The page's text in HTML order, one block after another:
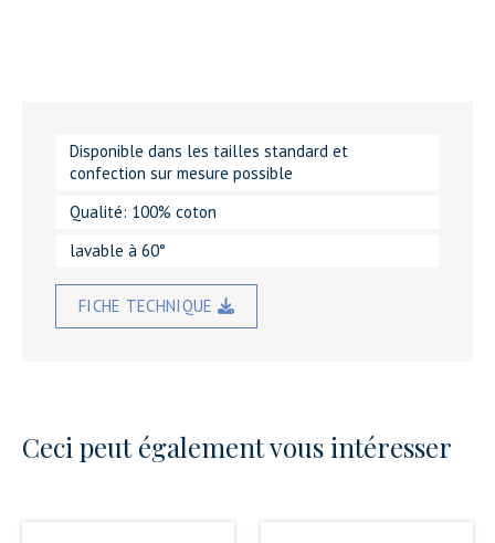
Disponible dans les tailles standard et
confection sur mesure possible
Qualité: 100% coton
lavable à 60°
FICHE TECHNIQUE
Ceci peut également vous intéresser